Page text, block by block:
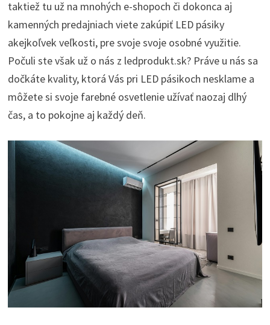
taktiež tu už na mnohých e-shopoch či dokonca aj
kamenných predajniach viete zakúpiť LED pásiky
akejkoľvek veľkosti, pre svoje svoje osobné využitie.
Počuli ste však už o nás z ledprodukt.sk? Práve u nás sa
dočkáte kvality, ktorá Vás pri LED pásikoch nesklame a
môžete si svoje farebné osvetlenie užívať naozaj dlhý
čas, a to pokojne aj každý deň.